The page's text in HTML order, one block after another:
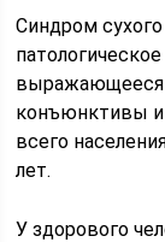
Синдром
выражающееся
конъюнктивы и
всего
лет.
У здорового